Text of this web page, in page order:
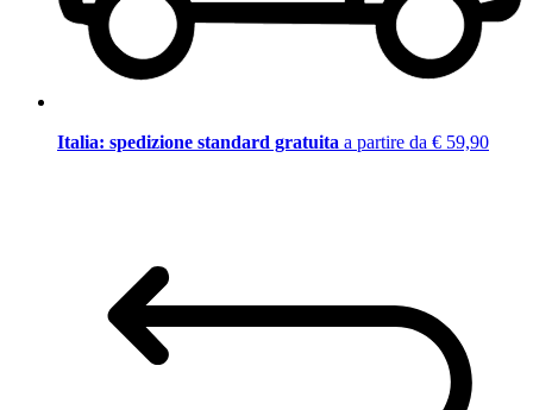
Italia: spedizione standard gratuita a partire da € 59,90